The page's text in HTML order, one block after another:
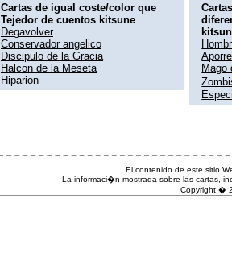
Cartas de igual coste/color que
Tejedor de cuentos kitsune
Degavolver
Conservador angelico
Discipulo de la Gracia
Halcon de la Meseta
Hiparion
Mago
El contenido de este sitio
La informaci�n mostrada sobre las cartas,
Copyright �